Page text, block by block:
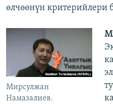
өлчөөнүн критерийлери
Мирсулжан
Намазалиев.